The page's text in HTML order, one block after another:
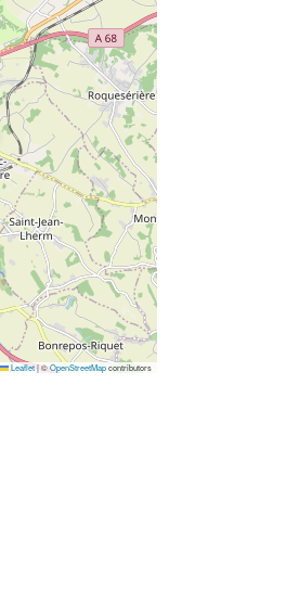
Leaflet|©OpenStreetMapcontributors